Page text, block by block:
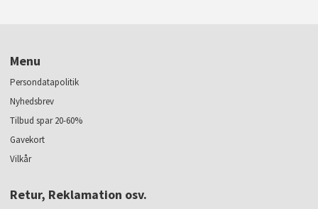
Menu
Persondatapolitik
Nyhedsbrev
Tilbud spar 20-60%
Gavekort
Vilkår
Retur, Reklamation osv.